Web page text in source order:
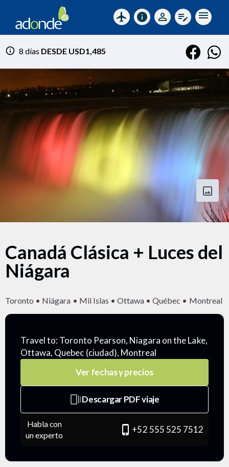
menu
flight info perm_identity edit_note
info 8 días DESDE USD1,485
photo
Canadá Clásica + Luces del
Niágara
Toronto • Niágara • Mil Islas • Ottawa • Québec • Montreal
Travel to: Toronto Pearson, Niagara on the Lake,
Ottawa, Quebec (ciudad), Montreal
Ver fechas y precios
web_storiesDescargar PDF viaje
Habla con
un experto
phone_iphone +52 555 525 7512